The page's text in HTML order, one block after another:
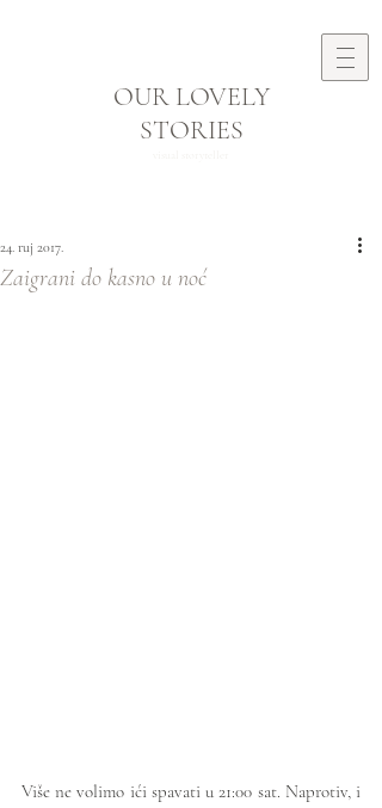
OUR LOVELY
STORIES
Zaigrani do kasno u noć
24. ruj 2017.
Više ne volimo ići spavati u 21:00 sat. Naprotiv, i